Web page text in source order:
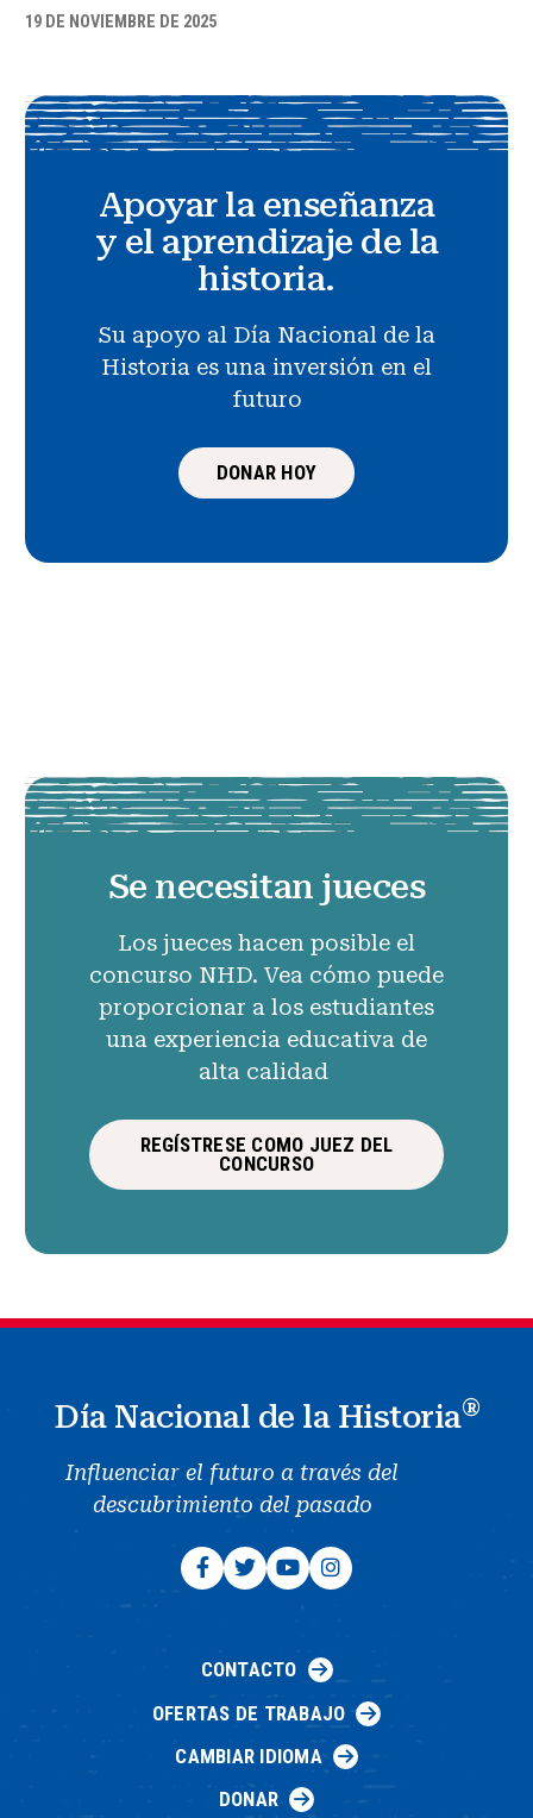
19 DE NOVIEMBRE DE 2025
Apoyar la enseñanza
y el aprendizaje de la
historia.
Su apoyo al Día Nacional de la
Historia es una inversión en el
futuro
DONAR HOY
Se necesitan jueces
Los jueces hacen posible el
concurso NHD. Vea cómo puede
proporcionar a los estudiantes
una experiencia educativa de
alta calidad
REGÍSTRESE COMO JUEZ DEL
CONCURSO
Día Nacional de la Historia®
Influenciar el futuro a través del
descubrimiento del pasado
CONTACTO
OFERTAS DE TRABAJO
CAMBIAR IDIOMA
DONAR